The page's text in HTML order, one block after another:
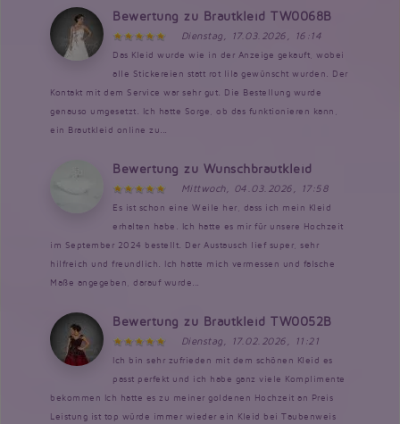
Bewertung zu Brautkleid TW0068B
Dienstag, 17.03.2026, 16:14
Das Kleid wurde wie in der Anzeige gekauft, wobei
alle Stickereien statt rot lila gewünscht wurden. Der
Kontakt mit dem Service war sehr gut. Die Bestellung wurde
genauso umgesetzt. Ich hatte Sorge, ob das funktionieren kann,
ein Brautkleid online zu...
Bewertung zu Wunschbrautkleid
Mittwoch, 04.03.2026, 17:58
Es ist schon eine Weile her, dass ich mein Kleid
erhalten habe. Ich hatte es mir für unsere Hochzeit
im September 2024 bestellt. Der Austausch lief super, sehr
hilfreich und freundlich. Ich hatte mich vermessen und falsche
Maße angegeben, darauf wurde...
Bewertung zu Brautkleid TW0052B
Dienstag, 17.02.2026, 11:21
Ich bin sehr zufrieden mit dem schönen Kleid es
passt perfekt und ich habe ganz viele Komplimente
bekommen Ich hatte es zu meiner goldenen Hochzeit an Preis
Leistung ist top würde immer wieder ein Kleid bei Taubenweis